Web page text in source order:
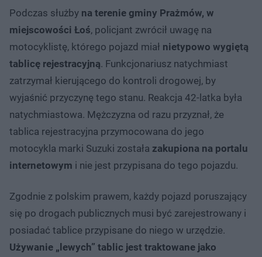
Podczas służby na terenie gminy Prażmów, w
miejscowości Łoś, policjant zwrócił uwagę na
motocyklistę, którego pojazd miał nietypowo wygiętą
tablicę rejestracyjną. Funkcjonariusz natychmiast
zatrzymał kierującego do kontroli drogowej, by
wyjaśnić przyczynę tego stanu. Reakcja 42-latka była
natychmiastowa. Mężczyzna od razu przyznał, że
tablica rejestracyjna przymocowana do jego
motocykla marki Suzuki została zakupiona na portalu
internetowym i nie jest przypisana do tego pojazdu.
Zgodnie z polskim prawem, każdy pojazd poruszający
się po drogach publicznych musi być zarejestrowany i
posiadać tablice przypisane do niego w urzędzie.
Używanie „lewych” tablic jest traktowane jako